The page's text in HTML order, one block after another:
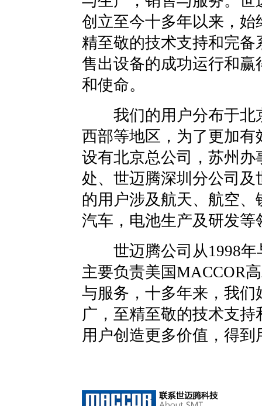
创立至今十多年以来，
精至敬的技术支持和完
售出设备的成功运行和
和使命。
我们的用户分布于北
西部等地区，为了更加
设有北京总公司，苏州
处、世迈腾深圳分公司
的用户涉及航天、航空
汽车，电池生产及研发等
世迈腾公司从1998年
主要负责美国MACCOR
与服务，十多年来，我
广，至精至敬的技术支
用户创造更多价值，得